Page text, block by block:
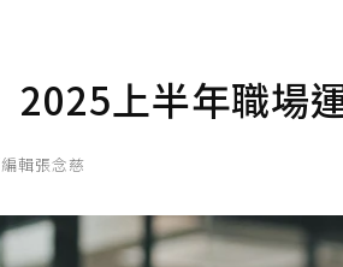
2025上半年職場
輯張念慈